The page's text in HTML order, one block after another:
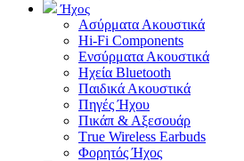
Ήχος
Ασύρματα Ακουστικά
Hi-Fi Components
Ενσύρματα Ακουστικά
Ηχεία Bluetooth
Παιδικά Ακουστικά
Πηγές Ήχου
Πικάπ & Αξεσουάρ
Τrue Wireless Earbuds
Φορητός Ήχος